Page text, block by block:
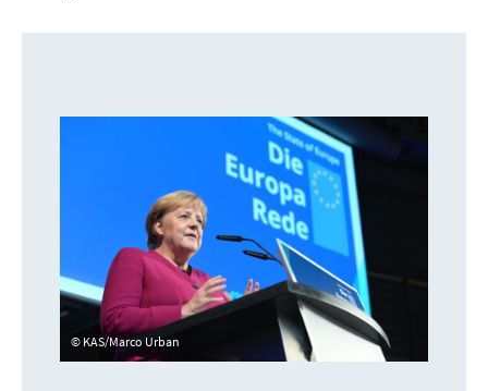
KAS/Marco Urban